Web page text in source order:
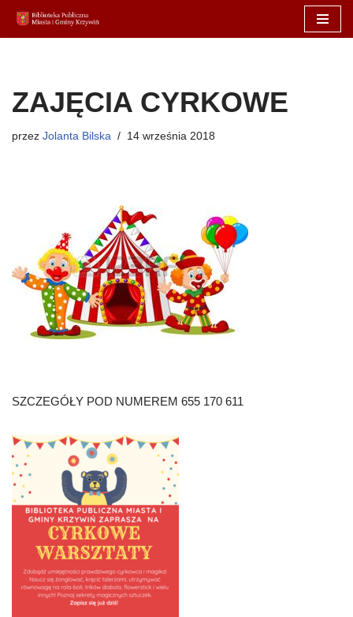
Przejdź
ZAJĘCIA CYRKOWE
przez Jolanta Bilska 14 września 2018
SZCZEGÓŁY POD NUMEREM 655 170 611